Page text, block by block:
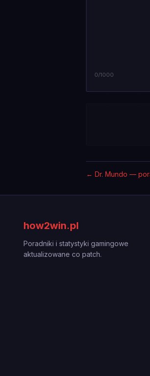
0/1000
← Dr. Mundo —
how2win.pl
Poradniki i statystyki gamingowe
aktualizowane co patch.